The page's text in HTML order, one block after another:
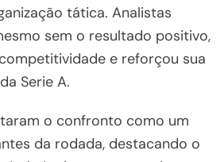
tática. Analistas
sem o resultado positivo,
e reforçou sua
Serie A.
o confronto como um
da rodada, destacando o